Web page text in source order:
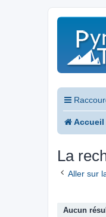
La
Aller sur
Aucun